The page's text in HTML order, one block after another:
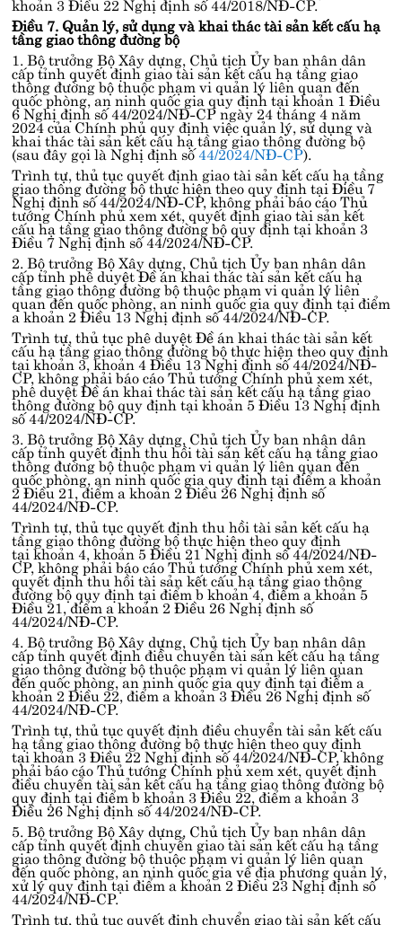
Điều 7. Quản lý, sử dụng và khai thác tài sản kết cấu hạ
tầng giao thông đường bộ
1. Bộ trưởng Bộ Xây dựng, Chủ tịch Ủy ban nhân dân
cấp tỉnh quyết định giao tài sản kết cấu hạ tầng giao
thông đường bộ thuộc phạm vi quản lý liên quan đến
quốc phòng, an ninh quốc gia quy định tạikhoản 1 Điều
6 Nghị định số 44/2024/NĐ-CPngày 24 tháng 4 năm
2024 của Chính phủ quy định việc quản lý, sử dụng và
khai thác tài sản kết cấu hạ tầng giao thông đường bộ
(sau đây gọi là Nghị định số44/2024/NĐ-CP).
Trình tự, thủ tục quyết định giao tài sản kết cấu hạ tầng
giao thông đường bộ thực hiện theo quy định tạiĐiều 7
Nghị định số 44/2024/NĐ-CP, không phải báo cáo Thủ
tướng Chính phủ xem xét, quyết định giao tài sản kết
cấu hạ tầng giao thông đường bộ quy định tạikhoản 3
Điều 7 Nghị định số 44/2024/NĐ-CP.
2. Bộ trưởng Bộ Xây dựng, Chủ tịch Ủy ban nhân dân
cấp tỉnh phê duyệt Đề án khai thác tài sản kết cấu hạ
tầng giao thông đường bộ thuộc phạm vi quản lý liên
quan đến quốc phòng, an ninh quốc gia quy định tạiđiểm
a khoản 2 Điều 13 Nghị định số 44/2024/NĐ-CP.
Trình tự, thủ tục phê duyệt Đề án khai thác tài sản kết
cấu hạ tầng giao thông đường bộ thực hiện theo quy định
tạikhoản 3, khoản 4 Điều 13 Nghị định số 44/2024/NĐ-
CP, không phải báo cáo Thủ tướng Chính phủ xem xét,
phê duyệt Đề án khai thác tài sản kết cấu hạ tầng giao
thông đường bộ quy định tạikhoản 5 Điều 13 Nghị định
số 44/2024/NĐ-CP.
3. Bộ trưởng Bộ Xây dựng, Chủ tịch Ủy ban nhân dân
cấp tỉnh quyết định thu hồi tài sản kết cấu hạ tầng giao
thông đường bộ thuộc phạm vi quản lý liên quan đến
quốc phòng, an ninh quốc gia quy định tạiđiểm a khoản
2 Điều 21, điểm a khoản 2 Điều 26 Nghị định số
44/2024/NĐ-CP.
Trình tự, thủ tục quyết định thu hồi tài sản kết cấu hạ
tầng giao thông đường bộ thực hiện theo quy định
tạikhoản 4, khoản 5 Điều 21 Nghị định số 44/2024/NĐ-
CP, không phải báo cáo Thủ tướng Chính phủ xem xét,
quyết định thu hồi tài sản kết cấu hạ tầng giao thông
đường bộ quy định tạiđiểm b khoản 4, điểm a khoản 5
Điều 21, điểm a khoản 2 Điều 26 Nghị định số
44/2024/NĐ-CP.
4. Bộ trưởng Bộ Xây dựng, Chủ tịch Ủy ban nhân dân
cấp tỉnh quyết định điều chuyển tài sản kết cấu hạ tầng
giao thông đường bộ thuộc phạm vi quản lý liên quan
đến quốc phòng, an ninh quốc gia quy định tạiđiểm a
khoản 2 Điều 22, điểm a khoản 3 Điều 26 Nghị định số
44/2024/NĐ-CP.
Trình tự, thủ tục quyết định điều chuyển tài sản kết cấu
hạ tầng giao thông đường bộ thực hiện theo quy định
tại khoản 3 Điều 22 Nghị định số 44/2024/NĐ-CP, không
phải báo cáo Thủ tướng Chính phủ xem xét, quyết định
điều chuyển tài sản kết cấu hạ tầng giao thông đường bộ
quy định tạiđiểm b khoản 3 Điều 22, điểm a khoản 3
Điều 26 Nghị định số 44/2024/NĐ-CP.
5. Bộ trưởng Bộ Xây dựng, Chủ tịch Ủy ban nhân dân
cấp tỉnh quyết định chuyển giao tài sản kết cấu hạ tầng
giao thông đường bộ thuộc phạm vi quản lý liên quan
đến quốc phòng, an ninh quốc gia về địa phương quản lý,
xử lý quy định tạiđiểm a khoản 2 Điều 23 Nghị định số
44/2024/NĐ-CP.
Trình tự, thủ tục quyết định chuyển giao tài sản kết cấu